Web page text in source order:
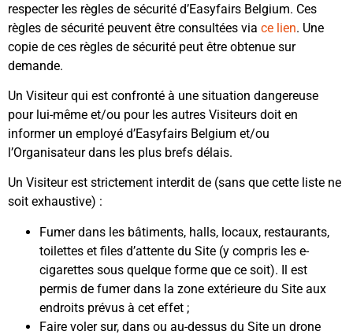
respecter les règles de sécurité d’Easyfairs Belgium. Ces
règles de sécurité peuvent être consultées via ce lien. Une
copie de ces règles de sécurité peut être obtenue sur
demande.
Un Visiteur qui est confronté à une situation dangereuse
pour lui-même et/ou pour les autres Visiteurs doit en
informer un employé d’Easyfairs Belgium et/ou
l’Organisateur dans les plus brefs délais.
Un Visiteur est strictement interdit de (sans que cette liste ne
soit exhaustive) :
Fumer dans les bâtiments, halls, locaux, restaurants,
toilettes et files d’attente du Site (y compris les e-
cigarettes sous quelque forme que ce soit). Il est
permis de fumer dans la zone extérieure du Site aux
endroits prévus à cet effet ;
Faire voler sur, dans ou au-dessus du Site un drone